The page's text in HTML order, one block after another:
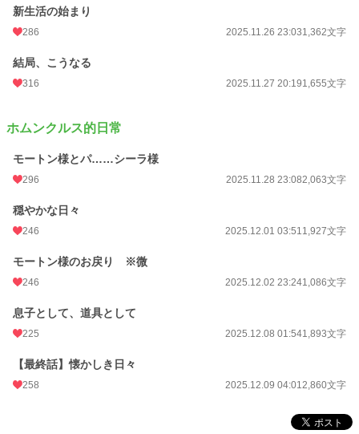
新生活の始まり
286 2025.11.26 23:031,362文字
結局、こうなる
316 2025.11.27 20:191,655文字
ホムンクルス的日常
モートン様とパ……シーラ様
296 2025.11.28 23:082,063文字
穏やかな日々
246 2025.12.01 03:511,927文字
モートン様のお戻り ※微
246 2025.12.02 23:241,086文字
息子として、道具として
225 2025.12.08 01:541,893文字
【最終話】懐かしき日々
258 2025.12.09 04:012,860文字